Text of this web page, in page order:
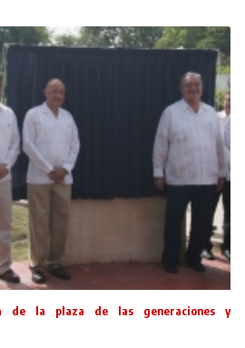
de la plaza de las generaciones y